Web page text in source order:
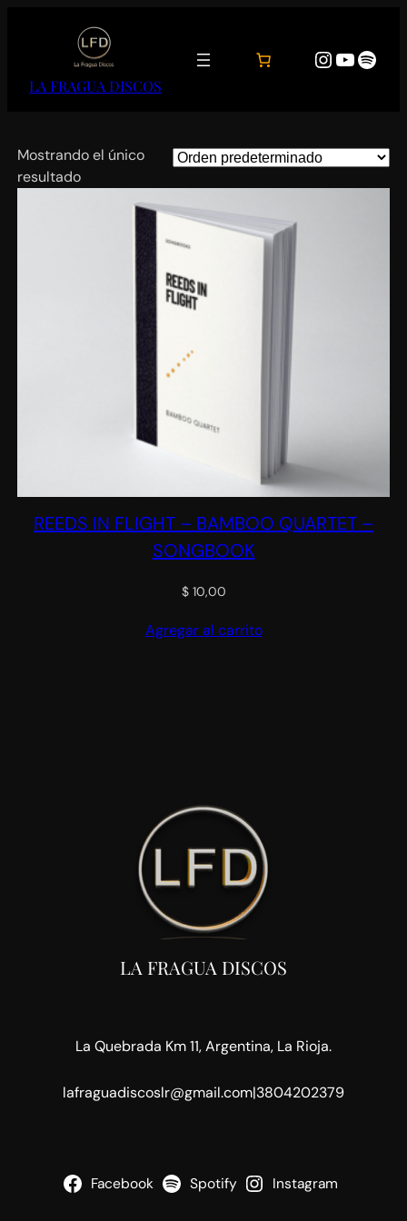
LA FRAGUA DISCOS
https://
https://
Mostrando el único
resultado
REEDS IN FLIGHT – BAMBOO QUARTET –
SONGBOOK
$10,00
Agregar al carrito
LA FRAGUA DISCOS
La Quebrada Km 11, Argentina, La Rioja.
lafraguadiscoslr@gmail.com|3804202379
Facebook Spotify Instagram